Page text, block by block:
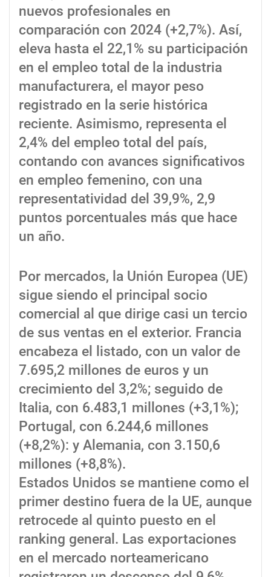
nuevos profesionales en
comparación con 2024 (+2,7%). Así,
eleva hasta el 22,1% su participación
en el empleo total de la industria
manufacturera, el mayor peso
registrado en la serie histórica
reciente. Asimismo, representa el
2,4% del empleo total del país,
contando con avances significativos
en empleo femenino, con una
representatividad del 39,9%, 2,9
puntos porcentuales más que hace
un año.
Por mercados, la Unión Europea (UE)
sigue siendo el principal socio
comercial al que dirige casi un tercio
de sus ventas en el exterior. Francia
encabeza el listado, con un valor de
7.695,2 millones de euros y un
crecimiento del 3,2%; seguido de
Italia, con 6.483,1 millones (+3,1%);
Portugal, con 6.244,6 millones
(+8,2%): y Alemania, con 3.150,6
millones (+8,8%).
Estados Unidos se mantiene como el
primer destino fuera de la UE, aunque
retrocede al quinto puesto en el
ranking general. Las exportaciones
en el mercado norteamericano